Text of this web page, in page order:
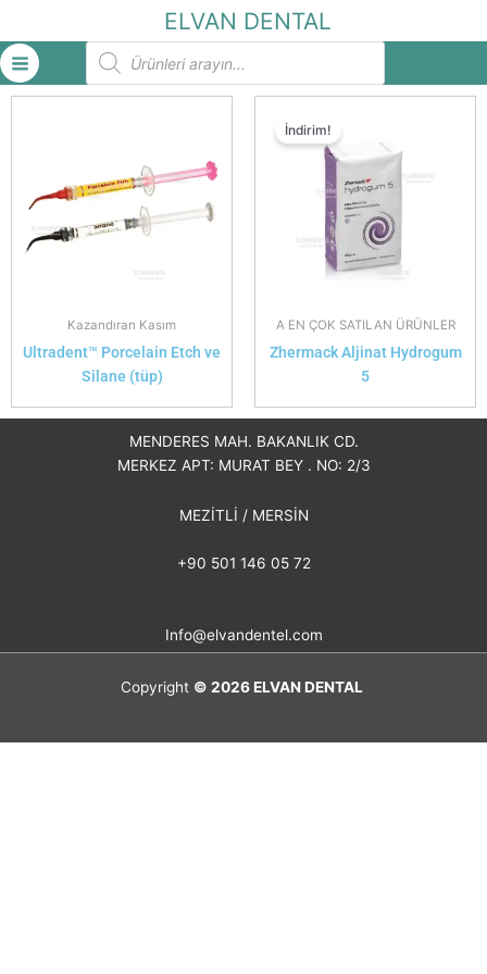
ELVAN DENTAL
Products
search
Kazandıran Kasım
Ultradent™ Porcelain Etch ve
Silane (tüp)
İndirim!
A EN ÇOK SATILAN ÜRÜNLER
Zhermack Aljinat Hydrogum
5
MENDERES MAH. BAKANLIK CD.
MERKEZ APT: MURAT BEY . NO: 2/3
MEZİTLİ / MERSİN
+90 501 146 05 72
Info@elvandentel.com
Copyright © 2026ELVAN DENTAL